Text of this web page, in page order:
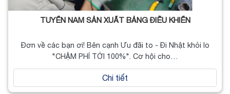
TUYỂN NAM SẢN XUẤT BẢNG ĐIỀU KHIỂN
Đơn về các bạn ơi! Bên cạnh Ưu đãi to - Đi Nhật khỏi lo
"CHẬM PHÍ TỚI 100%". Cơ hội cho…
Chi tiết